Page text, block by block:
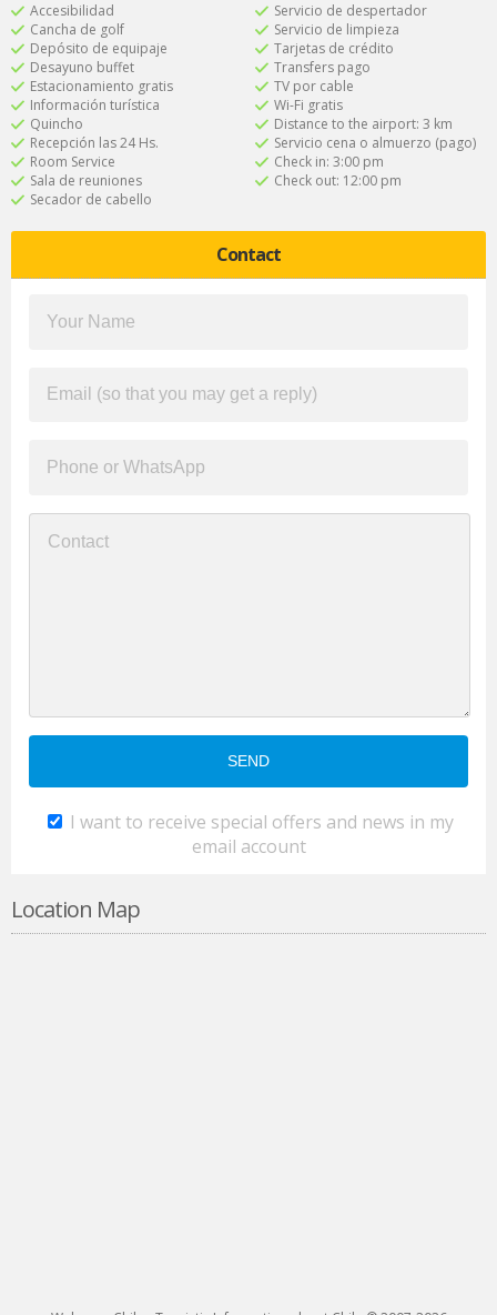
Accesibilidad
Cancha de golf
Depósito de equipaje
Desayuno buffet
Estacionamiento gratis
Información turística
Quincho
Recepción las 24 Hs.
Room Service
Sala de reuniones
Secador de cabello
Servicio de despertador
Servicio de limpieza
Tarjetas de crédito
Transfers pago
TV por cable
Wi-Fi gratis
Distance to the airport: 3 km
Servicio cena o almuerzo (pago)
Check in: 3:00 pm
Check out: 12:00 pm
Contact
I want to receive special offers and news in my
email account
Location Map